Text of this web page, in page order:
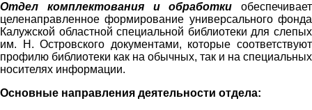
Отдел комплектования и обработки обеспечивает
целенаправленное формирование универсального фонда
Калужской областной специальной библиотеки для слепых
им. Н. Островского документами, которые соответствуют
профилю библиотеки как на обычных, так и на специальных
носителях информации.
Основные направления деятельности отдела: